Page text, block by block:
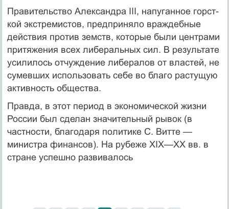
Правительство Александра III, напуганное горст­
кой экстремистов, предприняло враждебные
действия против земств, которые были центрами
притяжения всех либеральных сил. В результате
усилилось отчуж­дение либералов от властей, не
сумевших использо­вать себе во благо растущую
активность общества.
Правда, в этот период в экономической жизни
Рос­сии был сделан значительный рывок (в
частности, бла­годаря политике С. Витте —
министра финансов). На рубеже XIX—XX вв. в
стране успешно развивалось